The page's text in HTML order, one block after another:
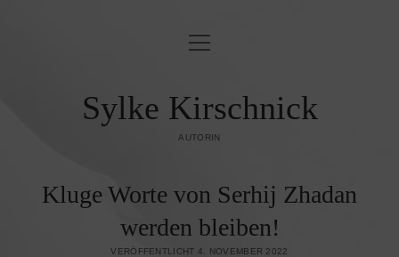
BLINDLINGS
ZEITGESCHEHEN
Menü
öffnen
Sylke Kirschnick
AUTORIN
Kluge Worte von Serhij Zhadan
werden bleiben!
VERÖFFENTLICHT 4. NOVEMBER 2022